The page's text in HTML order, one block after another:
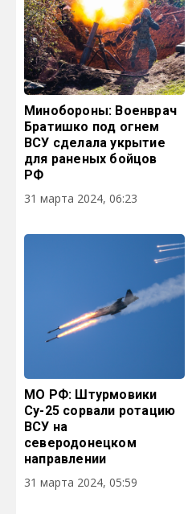
Минобороны: Военврач
Братишко под огнем
ВСУ сделала укрытие
для раненых бойцов
РФ
31 марта 2024, 06:23
МО РФ: Штурмовики
Су-25 сорвали ротацию
ВСУ на
северодонецком
направлении
31 марта 2024, 05:59